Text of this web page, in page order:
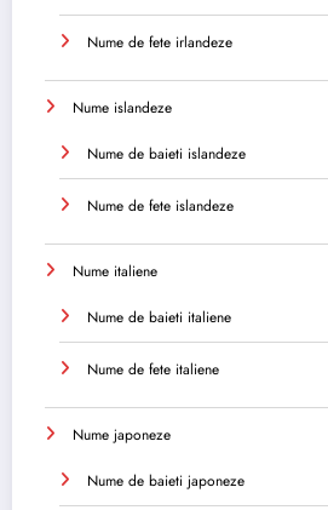
Nume de fete irlandeze
Nume islandeze
Nume de baieti islandeze
Nume de fete islandeze
Nume italiene
Nume de baieti italiene
Nume de fete italiene
Nume japoneze
Nume de baieti japoneze